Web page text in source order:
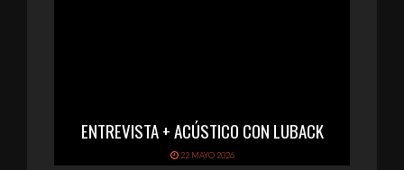
ENTREVISTA + ACÚSTICO CON LUBACK
22 MAYO 2026